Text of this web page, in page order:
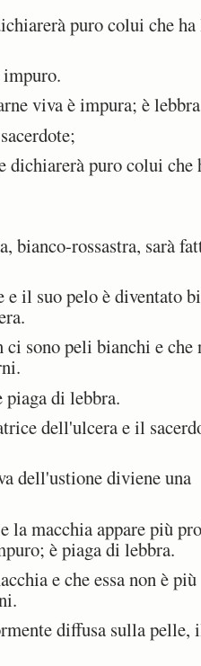
puro colui che ha
viva è impura; è
dichiarerà puro colui che
bianco-rossastra, sarà
il suo pelo è diventato
sono peli bianchi e che
di lebbra.
dell'ulcera e il
dell'ustione diviene una
la macchia appare più
è piaga di lebbra.
e che essa non è più
diffusa sulla pelle,